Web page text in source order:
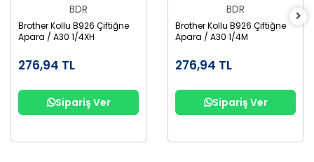
BDR
Brother Kollu B926 Çiftiğne
Apara / A30 1/4XH
276,94 TL
Sipariş Ver
BDR
Brother Kollu B926 Çiftiğne
Apara / A30 1/4M
276,94 TL
Sipariş Ver